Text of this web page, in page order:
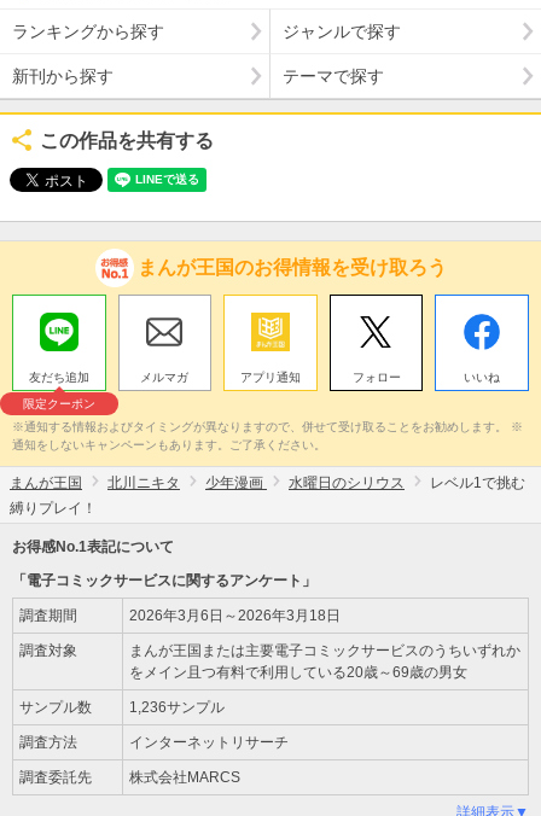
ランキングから探す ジャンルで探す
新刊から探す テーマで探す
この作品を共有する
まんが王国のお得情報を受け取ろう
友だち追加
限定クーポン
メルマガ アプリ通知 フォロー いいね
※通知する情報およびタイミングが異なりますので、併せて受け取ることをお勧めします。 ※
通知をしないキャンペーンもあります。ご了承ください。
まんが王国 北川ニキタ 少年漫画 水曜日のシリウス
レベル1で挑む
縛りプレイ！
お得感No.1表記について
「電子コミックサービスに関するアンケート」
調査期間 2026年3月6日～2026年3月18日
調査対象
まんが王国または主要電子コミックサービスのうちいずれか
をメイン且つ有料で利用している20歳～69歳の男女
サンプル数 1,236サンプル
調査方法 インターネットリサーチ
調査委託先 株式会社MARCS
詳細表示▼